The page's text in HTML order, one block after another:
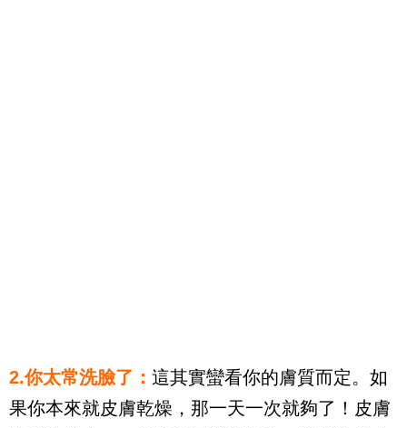
2.你太常洗臉了： 這其實蠻看你的膚質而定。如
果你本來就皮膚乾燥，那一天一次就夠了！皮膚